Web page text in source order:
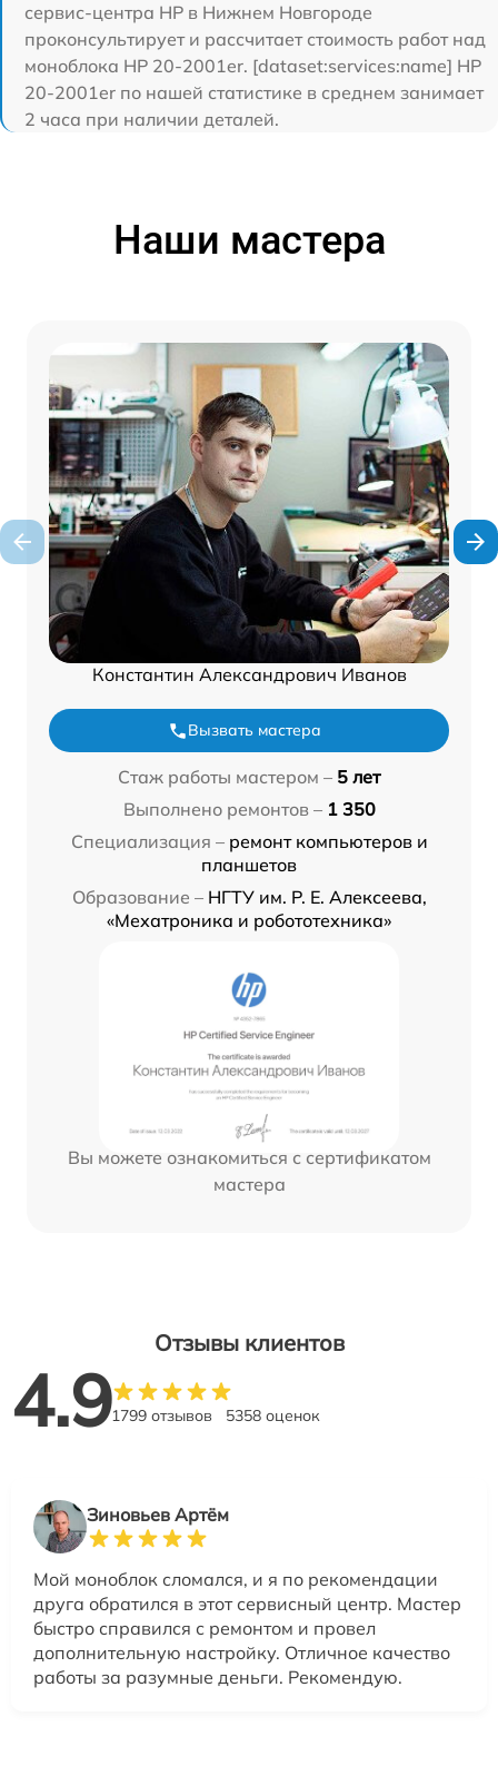
сервис-центра HP в Нижнем Новгороде
проконсультирует и рассчитает стоимость работ над
моноблока HP 20-2001er. [dataset:services:name] HP
20-2001er по нашей статистике в среднем занимает
2 часа при наличии деталей.
Наши мастера
Константин Александрович Иванов
Вызвать мастера
Стаж работы мастером – 5 лет
Выполнено ремонтов – 1 350
Специализация – ремонт компьютеров и
планшетов
Образование – НГТУ им. Р. Е. Алексеева,
«Мехатроника и робототехника»
Вы можете ознакомиться с сертификатом
мастера
Отзывы клиентов
4.91799 отзывов 5358 оценок
Зиновьев Артём
Мой моноблок сломался, и я по рекомендации
друга обратился в этот сервисный центр. Мастер
быстро справился с ремонтом и провел
дополнительную настройку. Отличное качество
работы за разумные деньги. Рекомендую.